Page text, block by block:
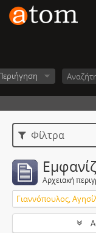
Φίλτρα
Αρχειακή
Γιαννόπουλος,